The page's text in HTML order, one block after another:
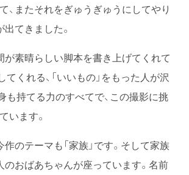
、またそれをぎゅうぎゅうにしてやり
出てきました。
が素晴らしい脚本を書き上げてくれて
てくれる、「いいもの」をもった人が沢
も持てる力のすべてで、この撮影に挑
います。
作のテーマも「家族」です。そして家族
のおばあちゃんが座っています。名前